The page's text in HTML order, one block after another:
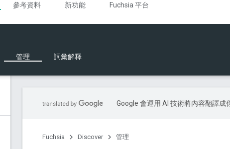
參考資料 新功能
Fuchsia 平台
管理 詞彙解釋
Google 會運用 AI 技術將內容翻譯成
Fuchsia Discover 管理